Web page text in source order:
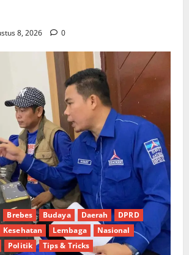
8, 2026 0
Brebes Budaya Daerah
DPRD
Kesehatan Lembaga
Nasional
Politik Tips & Tricks